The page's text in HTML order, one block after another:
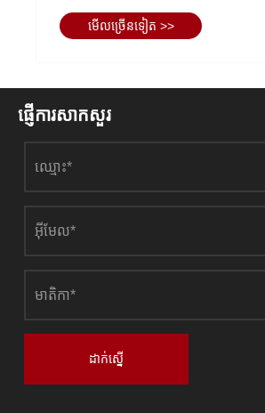
សកម្មភាពនៃការប្រារព្ធពិធីថ្ងៃទី 1 ខែសីហ
មើល​ច្រើន​ទៀត >>
ផ្ញើការសាកសួរ
ដាក់ស្នើ